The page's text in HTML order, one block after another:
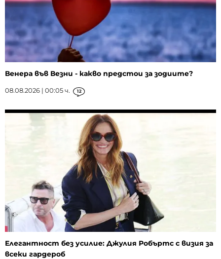
Венера във Везни - какво предстои за зодиите?
08.08.2026 | 00:05 ч. 12
Елегантност без усилие: Джулия Робъртс с визия за
всеки гардероб